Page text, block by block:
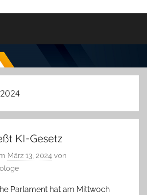
KI-Gesetz
März 13, 2024 von
Parlament hat am Mittwoch